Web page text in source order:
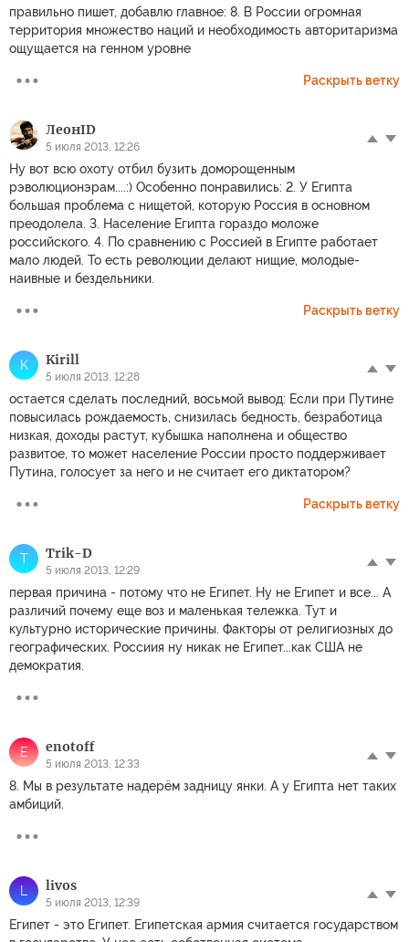
правильно пишет, добавлю главное: 8. В России огромная
территория множество наций и необходимость авторитаризма
ощущается на генном уровне
Раскрыть ветку
ЛеонID
5 июля 2013, 12:26
Ну вот всю охоту отбил бузить доморощенным
рэволюционэрам....:) Особенно понравились: 2. У Египта
большая проблема с нищетой, которую Россия в основном
преодолела. 3. Население Египта гораздо моложе
российского. 4. По сравнению с Россией в Египте работает
мало людей. То есть революции делают нищие, молодые-
наивные и бездельники.
Раскрыть ветку
K Kirill
5 июля 2013, 12:28
остается сделать последний, восьмой вывод: Если при Путине
повысилась рождаемость, снизилась бедность, безработица
низкая, доходы растут, кубышка наполнена и общество
развитое, то может население России просто поддерживает
Путина, голосует за него и не считает его диктатором?
Раскрыть ветку
T Trik-D
5 июля 2013, 12:29
первая причина - потому что не Египет. Ну не Египет и все... А
различий почему еще воз и маленькая тележка. Тут и
культурно исторические причины. Факторы от религиозных до
географических. Россиия ну никак не Египет...как США не
демократия.
E enotoff
5 июля 2013, 12:33
8. Мы в результате надерём задницу янки. А у Египта нет таких
амбиций.
L livos
5 июля 2013, 12:39
Египет - это Египет. Египетская армия считается государством